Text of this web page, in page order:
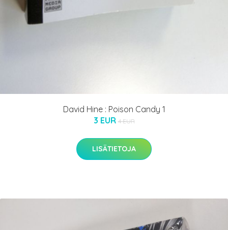
David Hine : Poison Candy 1
3 EUR 4 EUR
LISÄTIETOJA